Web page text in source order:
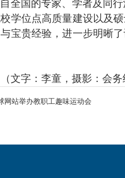
全国的专家、学者及同
学位点高质量建设以及
宝贵经验，进一步明晰
（文字： 李童，摄影：会务
站举办教职工趣味运动会